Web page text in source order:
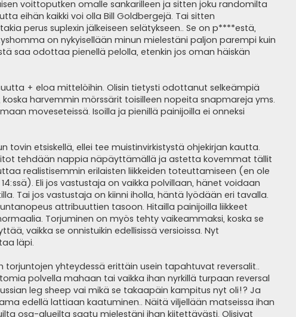
voittoputken omalle sankarilleen ja sitten joku randomilta
eihän kaikki voi olla Bill Goldbergejä. Tai sitten
perus suplexin jälkeiseen selätykseen.. Se on p****estä,
on nykyisellään minun mielestäni paljon parempi kuin
saa odottaa pienellä pelolla, etenkin jos oman häiskän
+ eloa mittelöihin. Olisin tietysti odottanut selkeämpiä
harvemmin mörssärit toisilleen nopeita snapmareja yms.
moveseteissä. Isoilla ja pienillä painijoilla ei onneksi
tovin etsiskellä, ellei tee muistinvirkistystä ohjekirjan kautta.
tehdään nappia näpäyttämällä ja astetta kovemmat tällit
realistisemmin erilaisten liikkeiden toteuttamiseen (en ole
Eli jos vastustaja on vaikka polvillaan, hänet voidaan
Tai jos vastustaja on kiinni iholla, häntä lyödään eri tavalla.
attribuuttien tasoon. Hitailla painijoilla liikkeet
Torjuminen on myös tehty vaikeammaksi, koska se
vaikka se onnistuikin edellisissä versioissa. Nyt
läpi.
torjuntojen yhteydessä erittäin usein tapahtuvat reversalit..
polvella mahaan tai vaikka ihan nyrkillä turpaan reversal
leg sheep vai mikä se takaapäin kampitus nyt oli!? Ja
edellä lattiaan kaatuminen.. Näitä viljellään matseissa ihan
osa-alueilta saatu mielestäni ihan kiitettävästi. Olisivat